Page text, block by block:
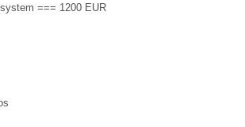
=== 1200 EUR